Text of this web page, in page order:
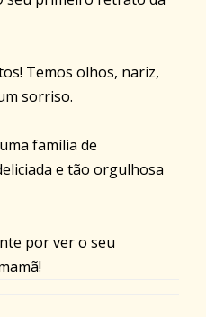
Temos olhos, nariz,
sorriso.
família de
e tão orgulhosa
por ver o seu